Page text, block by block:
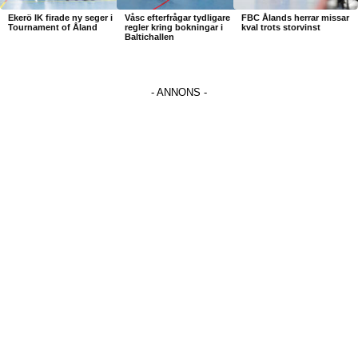
Ekerö IK firade ny seger i
Tournament of Åland
Våsc efterfrågar tydligare
regler kring bokningar i
Baltichallen
FBC Ålands herrar missar
kval trots storvinst